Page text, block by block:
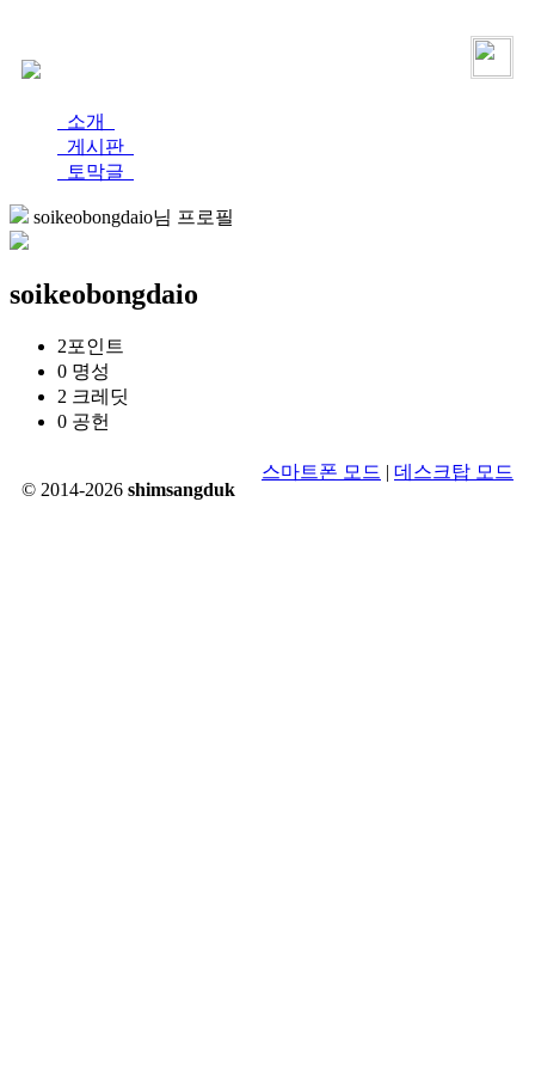
소개
게시판
토막글
soikeobongdaio님 프로필
soikeobongdaio
2포인트
0 명성
2 크레딧
0 공헌
© 2014-2026 shimsangduk
스마트폰 모드 | 데스크탑 모드